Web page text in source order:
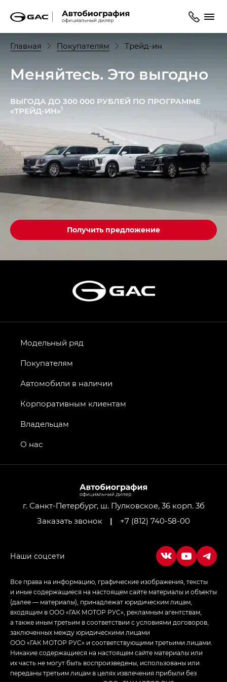
Главная Покупателям Трейд-ин
Меняйтесь. Это выгодно
ВЫГОДА ДО 300 000 РУБЛЕЙ ПО ПРОГРАММЕ
«ТРЕЙД-ИН»1
Получить предложение
г. Санкт-Петербург, ш. Пулковское, 36 корп. 3б
Заказать звонок
| +7 (812) 740-58-00
Модельный ряд
Покупателям
Автомобили в наличии
Корпоративным клиентам
Владельцам
О нас
Все права на информацию, графические изображения, тексты
и иные содержащиеся на настоящем сайте материалы и объекты
(далее — материалы), принадлежат юридическим лицам,
входящим в ООО «ГАК МОТОР РУС», рекламным агентствам,
а также иным третьим в соответствии с условиями договоров,
заключенных между юридическими лицами
ООО «ГАК МОТОР РУС» и соответствующими третьими лицами.
Никакие содержащиеся на настоящем сайте материалы или
их часть не могут быть воспроизведены, использованы или
переданы третьим лицам в целях извлечения прибыли без